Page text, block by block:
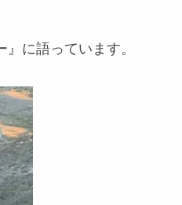
に語っています。